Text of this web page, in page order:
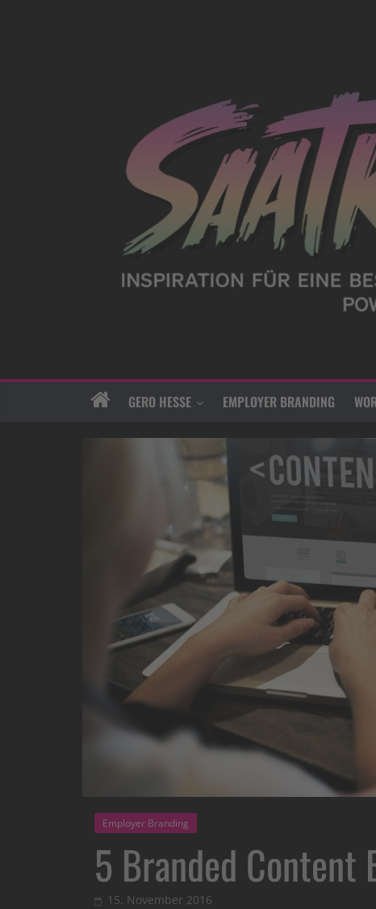
GERO HESSE EMPLOYER BRANDING
Employer Branding
5 Branded Content
15. November 2016